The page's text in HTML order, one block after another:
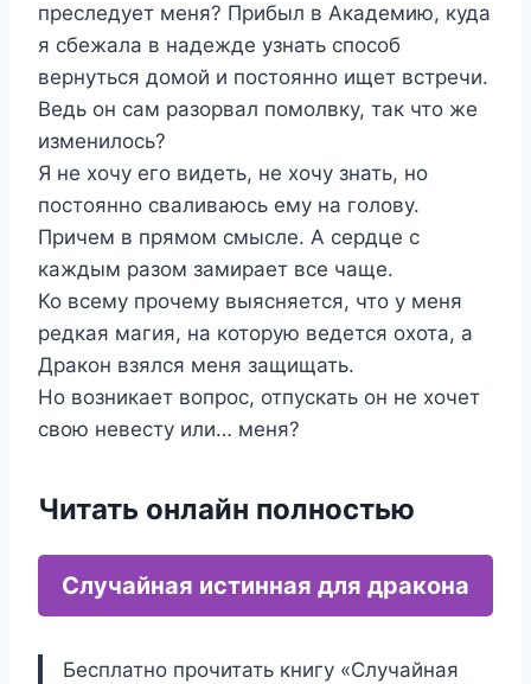
преследует меня? Прибыл в Академию, куда
я сбежала в надежде узнать способ
вернуться домой и постоянно ищет встречи.
Ведь он сам разорвал помолвку, так что же
изменилось?
Я не хочу его видеть, не хочу знать, но
постоянно сваливаюсь ему на голову.
Причем в прямом смысле. А сердце с
каждым разом замирает все чаще.
Ко всему прочему выясняется, что у меня
редкая магия, на которую ведется охота, а
Дракон взялся меня защищать.
Но возникает вопрос, отпускать он не хочет
свою невесту или… меня?
Читать онлайн полностью
Случайная истинная для дракона
Бесплатно прочитать книгу «Случайная